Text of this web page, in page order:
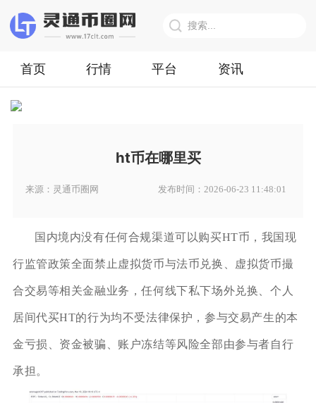
首页 行情 平台 资讯
ht币在哪里买
来源：灵通币圈网 发布时间：2026-06-23 11:48:01
国内境内没有任何合规渠道可以购买HT币，我国现
行监管政策全面禁止虚拟货币与法币兑换、虚拟货币撮
合交易等相关金融业务，任何线下私下场外兑换、个人
居间代买HT的行为均不受法律保护，参与交易产生的本
金亏损、资金被骗、账户冻结等风险全部由参与者自行
承担。